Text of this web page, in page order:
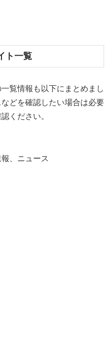
ト一覧
覧情報も以下にまとめまし
どを確認したい場合は必要
ください。
、ニュース